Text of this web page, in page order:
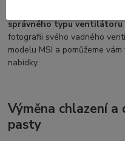
správného typu ventilátoru
fotografii svého vadného
modelu MSI a pomůžeme
nabídky.
Výměna chlazení
pasty